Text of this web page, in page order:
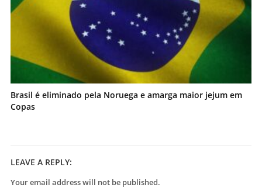
Brasil é eliminado pela Noruega e amarga maior jejum em
Copas
LEAVE A REPLY:
Your email address will not be published.